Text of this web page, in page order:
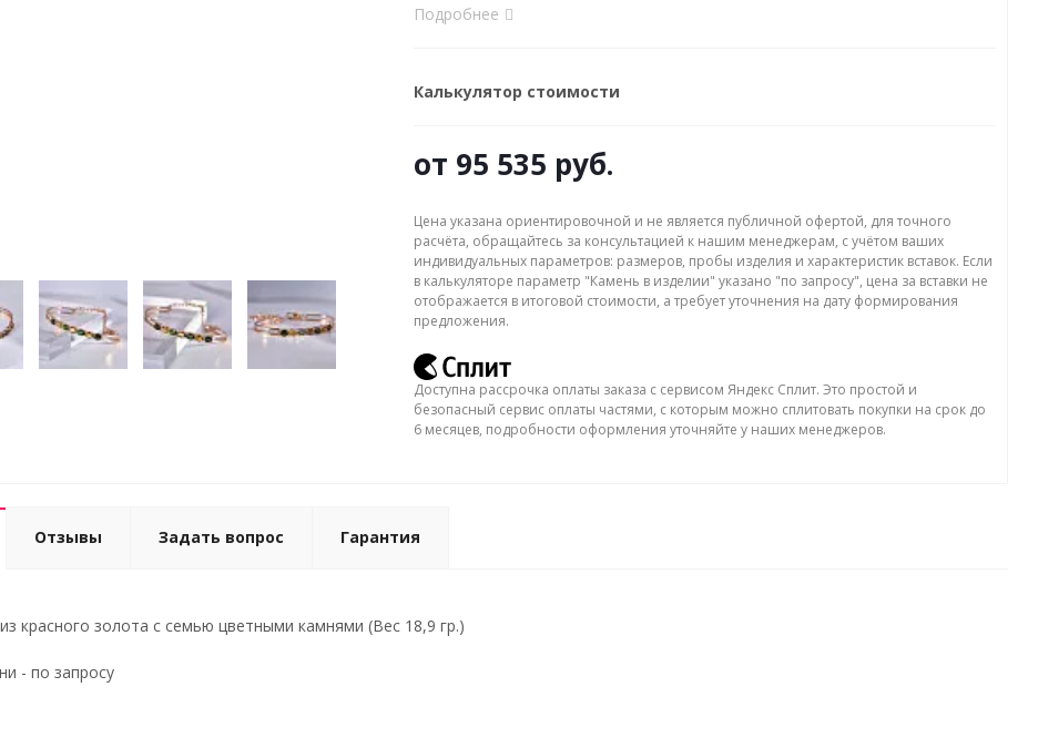
Подробнее
Калькулятор стоимости
от 95 535 руб.
Цена указана ориентировочной и не является публичной офертой, для точного
расчёта, обращайтесь за консультацией к нашим менеджерам, с учётом ваших
индивидуальных параметров: размеров, пробы изделия и характеристик вставок. Если
в калькуляторе параметр "Камень в изделии" указано "по запросу", цена за вставки не
отображается в итоговой стоимости, а требует уточнения на дату формирования
предложения.
Доступна рассрочка оплаты заказа с сервисом Яндекс Сплит. Это простой и
безопасный сервис оплаты частями, с которым можно сплитовать покупки на срок до
6 месяцев, подробности оформления уточняйте у наших менеджеров.
Отзывы Задать вопрос Гарантия
красного золота с семью цветными камнями (Вес 18,9 гр.)
- по запросу